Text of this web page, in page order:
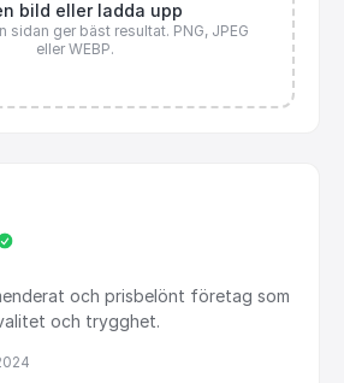
bild eller ladda upp
sidan ger bäst resultat. PNG, JPEG
eller WEBP.
och prisbelönt företag som
och trygghet.